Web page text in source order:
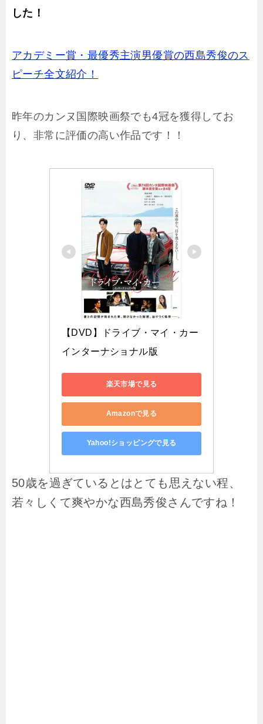
した！
アカデミー賞・最優秀主演男優賞の西島秀俊のス
ピーチ全文紹介！
昨年のカンヌ国際映画祭でも4冠を獲得してお
り、非常に評価の高い作品です！！
【DVD】ドライブ・マイ・カー
インターナショナル版
楽天市場で見る
Amazonで見る
Yahoo!ショッピングで見る
50歳を過ぎているとはとても思えない程、
若々しくて爽やかな西島秀俊さんですね！